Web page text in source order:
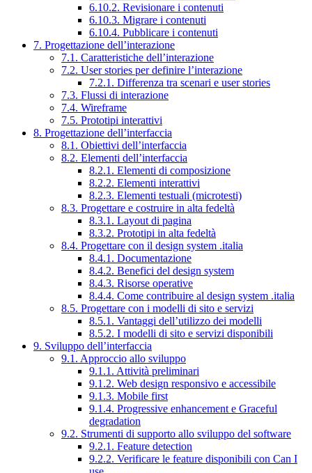
6.10.2. Revisionare i contenuti
6.10.3. Migrare i contenuti
6.10.4. Pubblicare i contenuti
7. Progettazione dell’interazione
7.1. Caratteristiche dell’interazione
7.2. User stories per definire l’interazione
7.2.1. Differenza tra scenari e user stories
7.3. Flussi di interazione
7.4. Wireframe
7.5. Prototipi interattivi
8. Progettazione dell’interfaccia
8.1. Obiettivi dell’interfaccia
8.2. Elementi dell’interfaccia
8.2.1. Elementi di composizione
8.2.2. Elementi interattivi
8.2.3. Elementi testuali (microtesti)
8.3. Progettare e costruire in alta fedeltà
8.3.1. Layout di pagina
8.3.2. Prototipi in alta fedeltà
8.4. Progettare con il design system .italia
8.4.1. Documentazione
8.4.2. Benefici del design system
8.4.3. Risorse operative
8.4.4. Come contribuire al design system .italia
8.5. Progettare con i modelli di sito e servizi
8.5.1. Vantaggi dell’utilizzo dei modelli
8.5.2. I modelli di sito e servizi disponibili
9. Sviluppo dell’interfaccia
9.1. Approccio allo sviluppo
9.1.1. Attività preliminari
9.1.2. Web design responsivo e accessibile
9.1.3. Mobile first
9.1.4. Progressive enhancement e Graceful
degradation
9.2. Strumenti di supporto allo sviluppo del software
9.2.1. Feature detection
9.2.2. Verificare le feature disponibili con Can I